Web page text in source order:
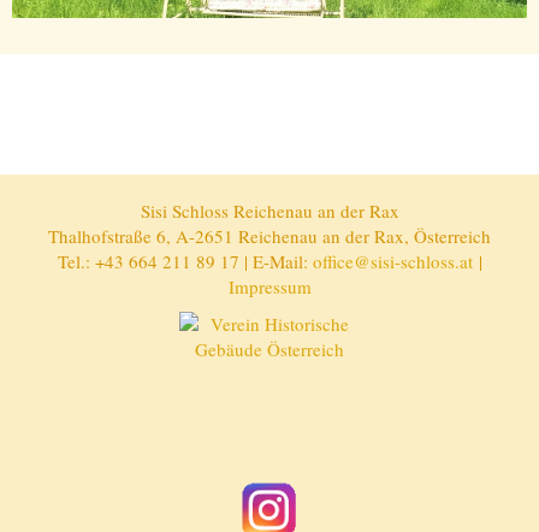
Sisi Schloss Reichenau an der Rax
Thalhofstraße 6, A-2651 Reichenau an der Rax, Österreich
Tel.: +43 664 211 89 17 | E-Mail: office@sisi-schloss.at|
Impressum